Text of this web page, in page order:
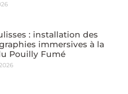
: installation des
immersives à la
Pouilly Fumé